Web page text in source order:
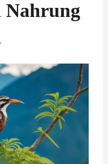
Nahrung